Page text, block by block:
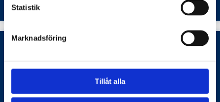
Statistik
Marknadsföring
Tillåt alla
Hur kommer jag i kontakt med elevhälsan i
Barn- och ungdomsutbildning